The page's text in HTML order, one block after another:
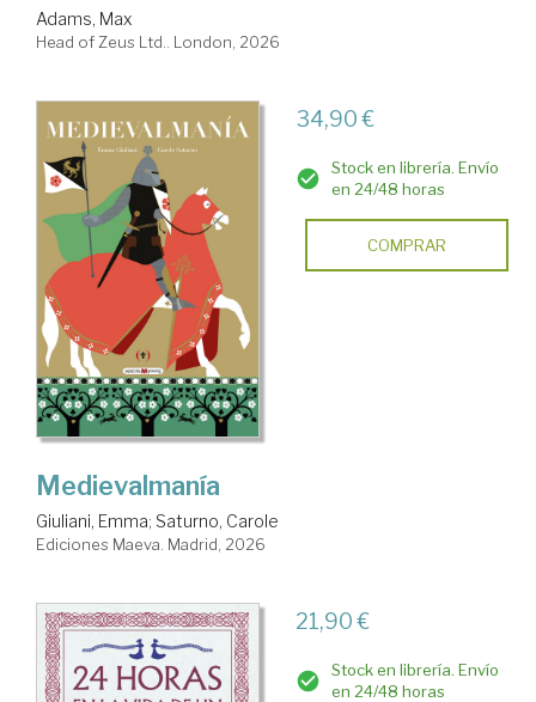
Adams, Max
Head of Zeus Ltd.. London, 2026
34,90 €
Stock en librería. Envío
en 24/48 horas
COMPRAR
Medievalmanía
Giuliani, Emma; Saturno, Carole
Ediciones Maeva. Madrid, 2026
21,90 €
Stock en librería. Envío
en 24/48 horas